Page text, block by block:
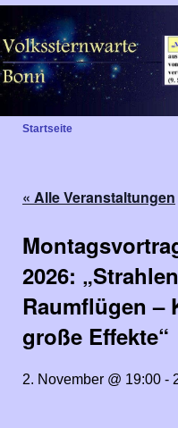
Startseite
« Alle Veranstaltungen
2026:
Raumflügen –
große Effekte“
2. November @ 19:00 -